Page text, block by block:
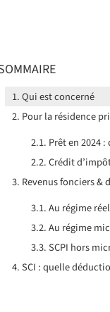
Qui est concerné
Pour la résidence
Prêt en 2024
Crédit
Revenus fonciers &
Au régime réel
Au régime
SCPI hors
SCI : quelle